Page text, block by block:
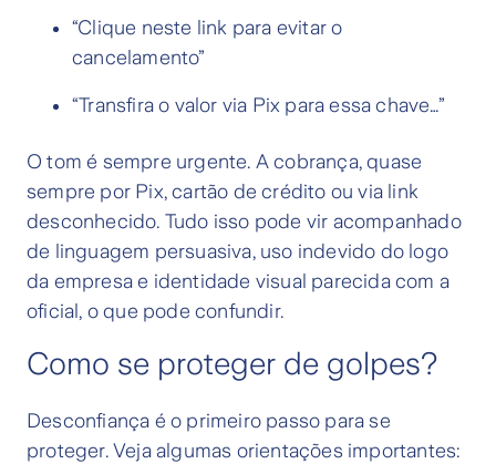
“Clique neste link para evitar o
cancelamento”
“Transfira o valor via Pix para essa chave…”
O tom é sempre urgente. A cobrança, quase
sempre por Pix, cartão de crédito ou via link
desconhecido. Tudo isso pode vir acompanhado
de linguagem persuasiva, uso indevido do logo
da empresa e identidade visual parecida com a
oficial, o que pode confundir.
Como se proteger de golpes?
Desconfiança é o primeiro passo para se
proteger. Veja algumas orientações importantes: